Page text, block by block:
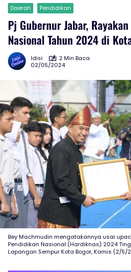
Daerah Pendidikan
Pj Gubernur Jabar,
Nasional Tahun 2024 di
Idisi
2 Min Baca
02/05/2024
Bey Machmudin mengatakannya usai
Pendidikan Nasional (Hardiknas) 2024
Lapangan Sempur Kota Bogor, Kamis (2/5/